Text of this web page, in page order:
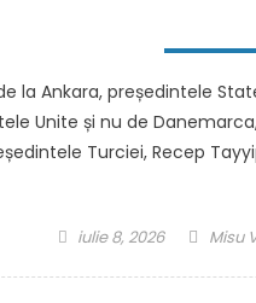
la Ankara, președintele
Unite și nu de
Turciei, Recep
Posted
iulie 8, 2026 Misu